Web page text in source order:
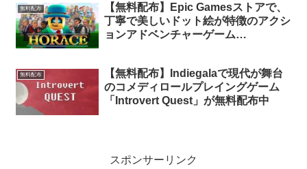
無料配布
【無料配布】Epic Gamesストアで、
丁寧で美しいドット絵が特徴のアクシ
ョンアドベンチャーゲーム
無料配布
【無料配布】Indiegalaで現代が舞台
のコメディロールプレイングゲーム
「Introvert Quest」が無料配布中
スポンサーリンク